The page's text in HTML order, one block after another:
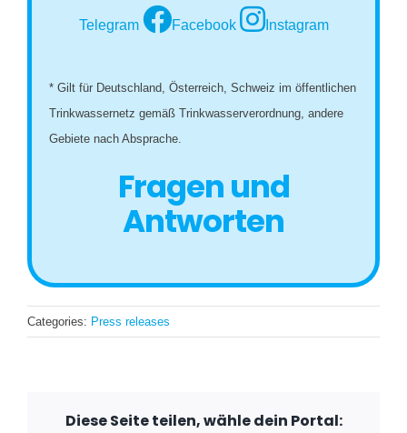
Telegram Facebook Instagram
* Gilt für Deutschland, Österreich, Schweiz im öffentlichen
Trinkwassernetz gemäß Trinkwasserverordnung, andere
Gebiete nach Absprache.
Fragen und
Antworten
Categories: Press releases
Diese Seite teilen, wähle dein Portal: